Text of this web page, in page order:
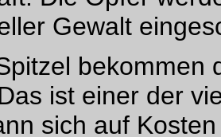
Gewalt
bekommen
ist einer der
sich auf